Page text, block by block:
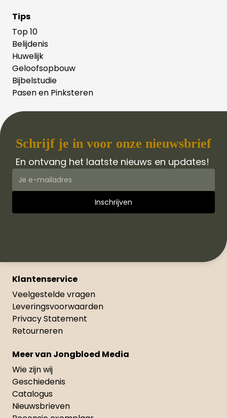
Tips
Top 10
Belijdenis
Huwelijk
Geloofsopbouw
Bijbelstudie
Pasen en Pinksteren
Schrijf je in voor onze nieuwsbrief
En ontvang het laatste nieuws en updates!
Klantenservice
Veelgestelde vragen
Leveringsvoorwaarden
Privacy Statement
Retourneren
Meer van Jongbloed Media
Wie zijn wij
Geschiedenis
Catalogus
Nieuwsbrieven